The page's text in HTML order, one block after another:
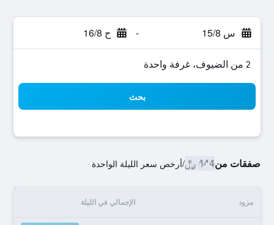
س 15/8 - ح 16/8
2 من الضيوف، غرفة واحدة
بحث
صفقات من444 ﷼ /أرخص سعر الليلة الواحدة
مزود الإجمالي في الليلة